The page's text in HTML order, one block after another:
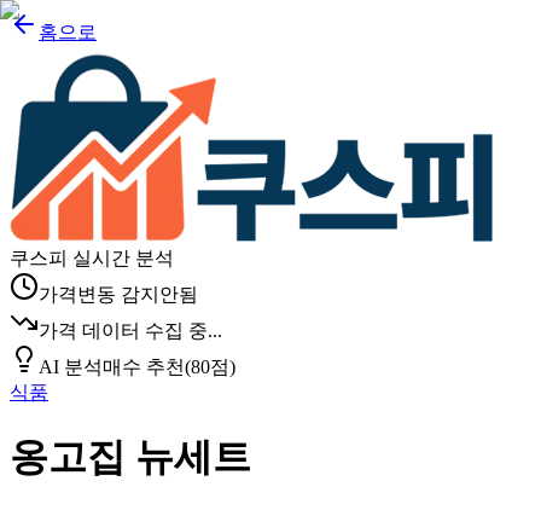
홈으로
쿠스피 실시간 분석
가격변동 감지안됨
가격 데이터 수집 중...
AI 분석매수 추천(80점)
식품
옹고집 뉴세트